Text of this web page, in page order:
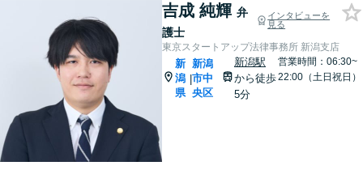
吉成 純輝 弁
護士
インタビューを
見る
東京スタートアップ法律事務所 新潟支店
新
潟
県
|
新潟
市中
央区
新潟駅
から徒歩
5分
営業時間：06:30~
22:00（土日祝日）